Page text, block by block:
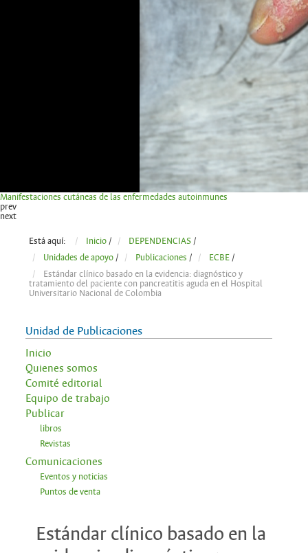
Manifestaciones cutáneas de las enfermedades autoinmunes
prev
next
Está aquí: Inicio/ DEPENDENCIAS/
Unidades de apoyo/ Publicaciones / ECBE/
Estándar clínico basado en la evidencia: diagnóstico y
tratamiento del paciente con pancreatitis aguda en el Hospital
Universitario Nacional de Colombia
Unidad de Publicaciones
Inicio
Quienes somos
Comité editorial
Equipo de trabajo
Publicar
libros
Revistas
Comunicaciones
Eventos y noticias
Puntos de venta
Estándar clínico basado en la